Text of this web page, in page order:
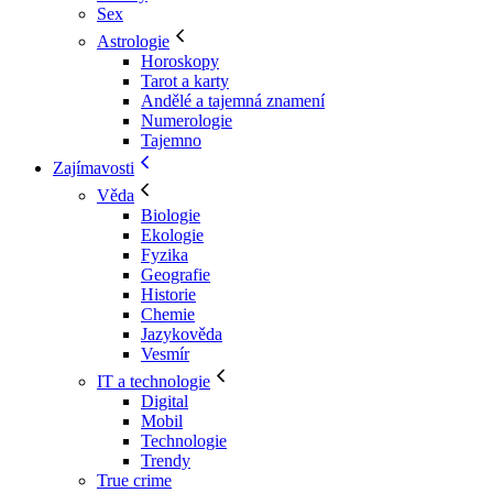
Sex
Astrologie
Horoskopy
Tarot a karty
Andělé a tajemná znamení
Numerologie
Tajemno
Zajímavosti
Věda
Biologie
Ekologie
Fyzika
Geografie
Historie
Chemie
Jazykověda
Vesmír
IT a technologie
Digital
Mobil
Technologie
Trendy
True crime